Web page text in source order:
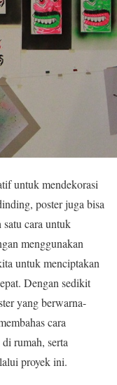
untuk mendekorasi
poster juga bisa
satu cara untuk
menggunakan
untuk menciptakan
Dengan sedikit
yang berwarna-
cara
rumah, serta
proyek ini.